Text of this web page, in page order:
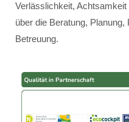
Verlässlichkeit,
über die Beratung,
Betreuung.